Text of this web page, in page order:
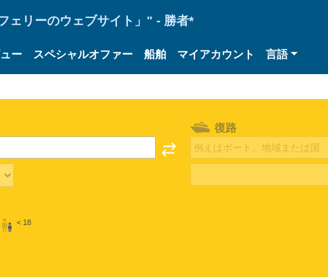
ェリーのウェブサイト」" - 勝者*
ー スペシャルオファー 船舶 マイアカウント 言語
< 18
復路